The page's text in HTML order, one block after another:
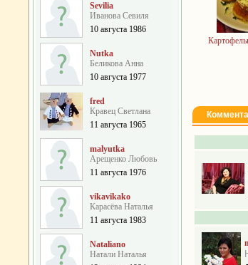
Sevilia
Иванова Севиля
10 августа 1986
Nutka
Беликова Анна
10 августа 1977
fred
Кравец Светлана
11 августа 1965
malyutka
Арещенко Любовь
11 августа 1976
vikavikako
Карасёва Наталья
11 августа 1983
Nataliano
Натали Наталья